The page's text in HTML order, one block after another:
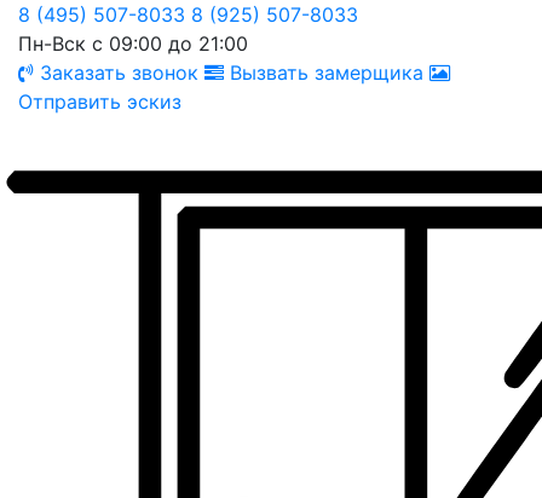
8 (495) 507-8033 8 (925) 507-8033
Пн-Вск с 09:00 до 21:00
Заказать звонок
Вызвать замерщика
Отправить эскиз